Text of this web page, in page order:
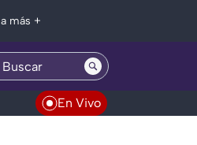
a más +
En Vivo